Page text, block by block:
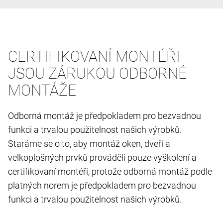
CERTIFIKOVANÍ MONTÉŘI
JSOU ZÁRUKOU ODBORNÉ
MONTÁŽE
Odborná montáž je předpokladem pro bezvadnou
funkci a trvalou použitelnost našich výrobků.
Staráme se o to, aby montáž oken, dveří a
velkoplošných prvků prováděli pouze vyškolení a
certifikovaní montéři, protože odborná montáž podle
platných norem je předpokladem pro bezvadnou
funkci a trvalou použitelnost našich výrobků.